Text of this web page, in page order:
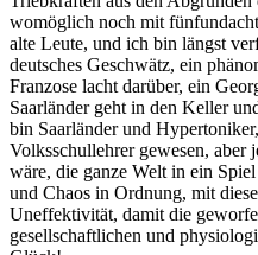
womöglich noch mit
alte Leute, und ich bin längst
deutsches Geschwätz, ein
Franzose lacht darüber, ein
Saarländer geht in den Keller
bin Saarländer und
Volksschullehrer gewesen, aber
wäre, die ganze Welt in ein
und Chaos in Ordnung, mit
Uneffektivität, damit die
gesellschaftlichen und